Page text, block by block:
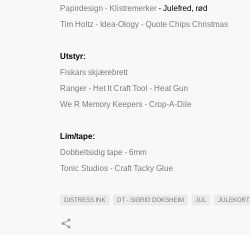
Papirdesign - Klistremerker- Julefred, rød
Tim Holtz - Idea-Ology - Quote Chips Christmas
Utstyr:
Fiskars skjærebrett
Ranger - Het It Craft Tool - Heat Gun
We R Memory Keepers - Crop-A-Dile
Lim/tape:
Dobbeltsidig tape - 6mm
Tonic Studios - Craft Tacky Glue
DISTRESS INK DT - SIGRID DOKSHEIM JUL JULEKORT